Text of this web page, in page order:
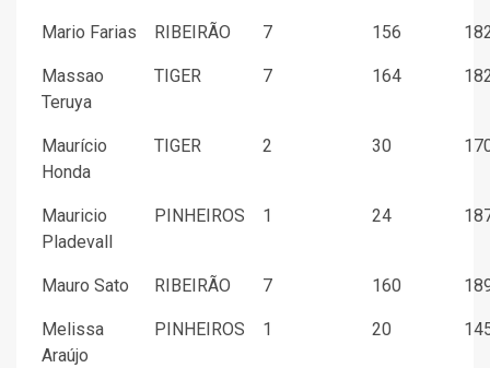
Mario Farias RIBEIRÃO 7 156
Massao
Teruya
TIGER 7 164
Maurício
Honda
TIGER 2 30
Mauricio
Pladevall
PINHEIROS 1 24
Mauro Sato RIBEIRÃO 7 160
Melissa
Araújo
PINHEIROS 1 20